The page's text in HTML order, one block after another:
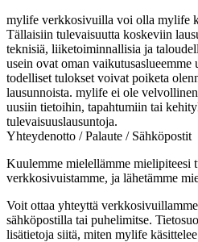
mylife verkkosivuilla voi olla mylife
Tällaisiin tulevaisuutta koskeviin
teknisiä, liiketoiminnallisia ja
usein ovat oman
todelliset tulokset voivat poiketa
lausunnoista. mylife ei ole
uusiin tietoihin, tapahtumiin tai
tulevaisuuslausuntoja.
Yhteydenotto / Palaute / Sähköpostit
Kuulemme mielellämme mielipiteesi
verkkosivuistamme, ja lähetämme
Voit ottaa yhteyttä
sähköpostilla tai puhelimitse.
lisätietoja siitä, miten mylife